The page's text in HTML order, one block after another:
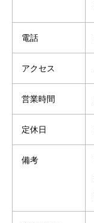
電話
アクセス
営業時間
定休日
備考